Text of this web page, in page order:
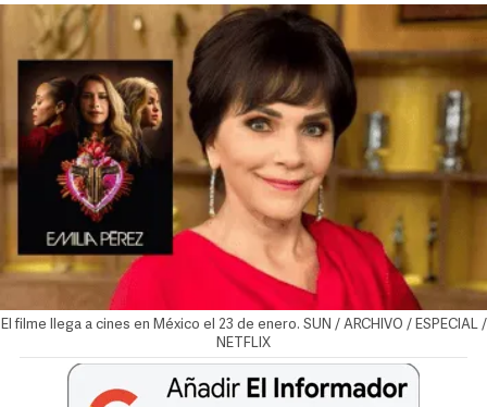
El filme llega a cines en México el 23 de enero. SUN / ARCHIVO / ESPECIAL /
NETFLIX